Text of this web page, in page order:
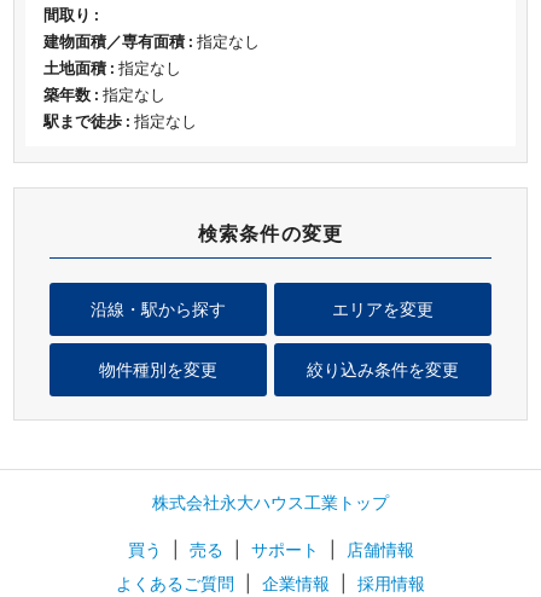
検索条件の変更
エリアを変更
沿線・駅から探す
物件種別を変更 絞り込み条件を変更
間取り :
建物面積／専有面積 : 指定なし
土地面積 : 指定なし
築年数 : 指定なし
駅まで徒歩 : 指定なし
株式会社永大ハウス工業トップ
買う 売る サポート
店舗情報
よくあるご質問
企業情報 採用情報